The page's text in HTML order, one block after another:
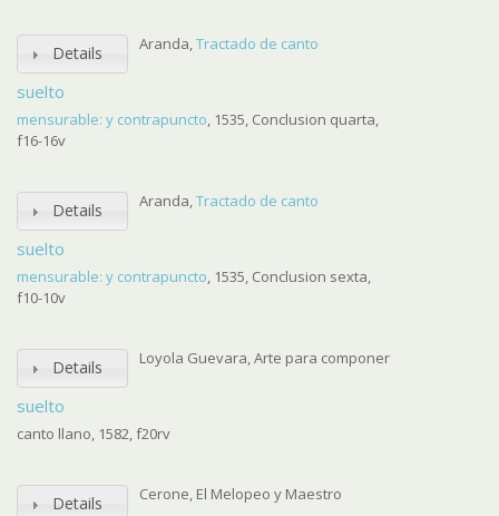
Details
suelto
Aranda,Tractado de canto
mensurable: y contrapuncto, 1535, Conclusion quarta,
f16-16v
Details
suelto
Aranda,Tractado de canto
mensurable: y contrapuncto, 1535, Conclusion sexta,
f10-10v
Details
suelto
Loyola Guevara, Arte para componer
canto llano, 1582, f20rv
Details Cerone, El Melopeo y Maestro